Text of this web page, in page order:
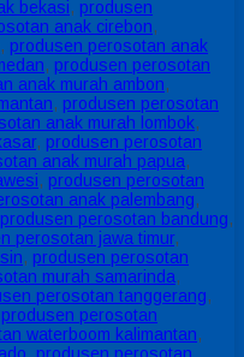
bekasi, produsen
anak cirebon,
, produsen perosotan anak
, produsen perosotan
anak murah ambon,
, produsen perosotan
anak murah lombok,
, produsen perosotan
anak murah papua,
, produsen perosotan
anak palembang,
produsen perosotan bandung,
perosotan jawa timur,
, produsen perosotan
murah samarinda,
perosotan tanggerang,
produsen perosotan
waterboom kalimantan,